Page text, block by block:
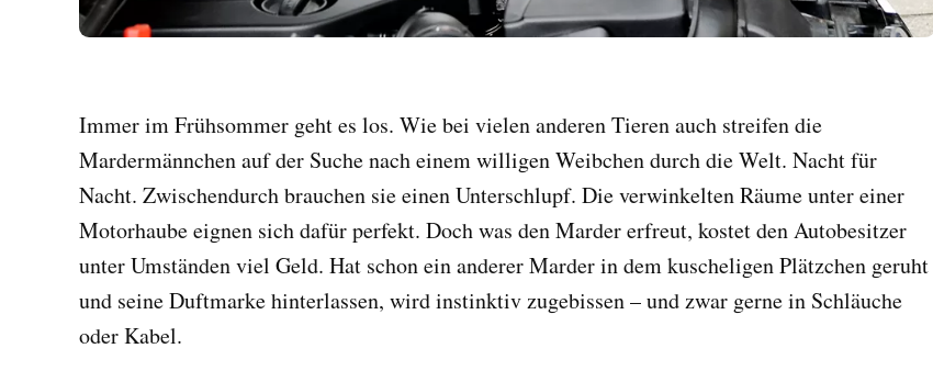
Immer im Frühsommer geht es los. Wie bei vielen anderen Tieren auch streifen die
Mardermännchen auf der Suche nach einem willigen Weibchen durch die Welt. Nacht für
Nacht. Zwischendurch brauchen sie einen Unterschlupf. Die verwinkelten Räume unter einer
Motorhaube eignen sich dafür perfekt. Doch was den Marder erfreut, kostet den Autobesitzer
unter Umständen viel Geld. Hat schon ein anderer Marder in dem kuscheligen Plätzchen geruht
und seine Duftmarke hinterlassen, wird instinktiv zugebissen – und zwar gerne in Schläuche
oder Kabel.